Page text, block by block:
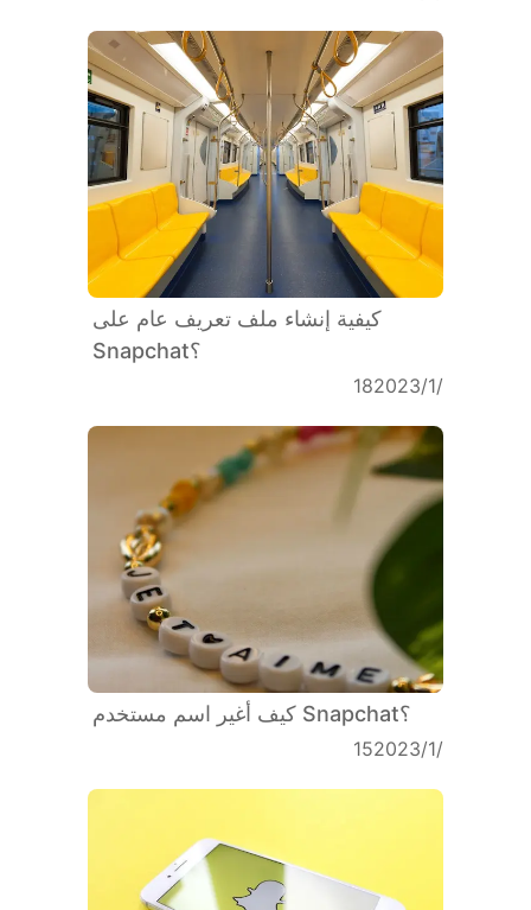
كيفية إنشاء ملف تعريف عام على
Snapchat؟
18‏/1‏/2023
كيف أغير اسم مستخدم Snapchat؟
15‏/1‏/2023